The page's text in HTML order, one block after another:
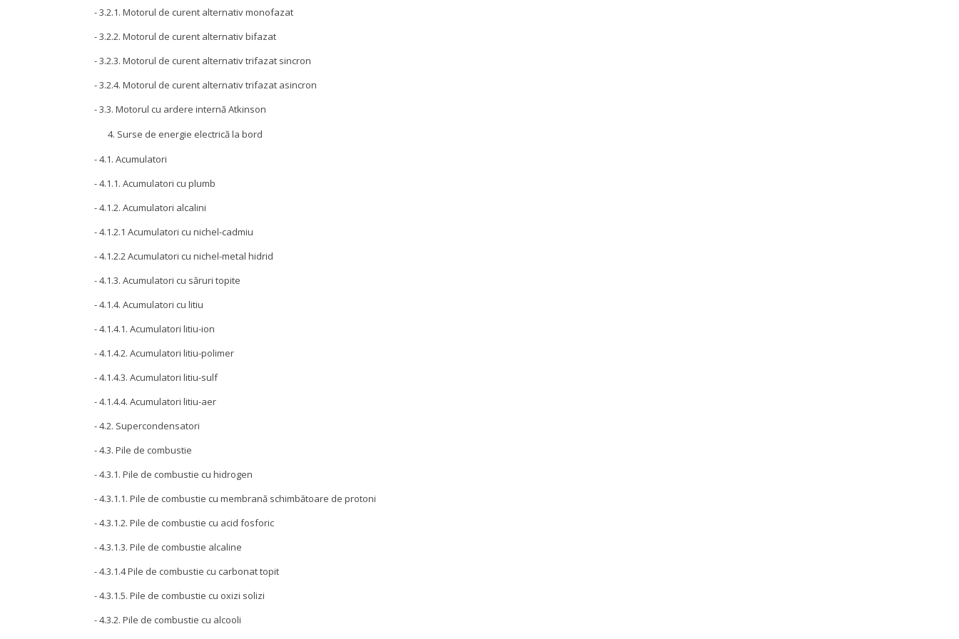
- 3.2.1. Motorul de curent alternativ monofazat
- 3.2.2. Motorul de curent alternativ bifazat
- 3.2.3. Motorul de curent alternativ trifazat sincron
- 3.2.4. Motorul de curent alternativ trifazat asincron
- 3.3. Motorul cu ardere internă Atkinson
Surse de energie electrică la bord
- 4.1. Acumulatori
- 4.1.1. Acumulatori cu plumb
- 4.1.2. Acumulatori alcalini
- 4.1.2.1 Acumulatori cu nichel-cadmiu
- 4.1.2.2 Acumulatori cu nichel-metal hidrid
- 4.1.3. Acumulatori cu săruri topite
- 4.1.4. Acumulatori cu litiu
- 4.1.4.1. Acumulatori litiu-ion
- 4.1.4.2. Acumulatori litiu-polimer
- 4.1.4.3. Acumulatori litiu-sulf
- 4.1.4.4. Acumulatori litiu-aer
- 4.2. Supercondensatori
- 4.3. Pile de combustie
- 4.3.1. Pile de combustie cu hidrogen
- 4.3.1.1. Pile de combustie cu membrană schimbătoare de protoni
- 4.3.1.2. Pile de combustie cu acid fosforic
- 4.3.1.3. Pile de combustie alcaline
- 4.3.1.4 Pile de combustie cu carbonat topit
- 4.3.1.5. Pile de combustie cu oxizi solizi
- 4.3.2. Pile de combustie cu alcooli